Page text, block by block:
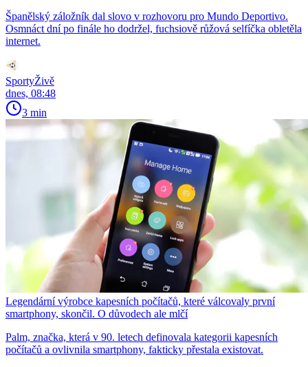
Španělský záložník dal slovo v rozhovoru pro Mundo Deportivo.
Osmnáct dní po finále ho dodržel, fuchsiově růžová selfíčka obletěla
internet.
SportyŽivě
dnes, 08:48
3 min
Legendární výrobce kapesních počítačů, které válcovaly první
smartphony, skončil. O důvodech ale mlčí
Palm, značka, která v 90. letech definovala kategorii kapesních
počítačů a ovlivnila smartphony, fakticky přestala existovat.